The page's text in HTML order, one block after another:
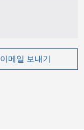
이메일 보내기